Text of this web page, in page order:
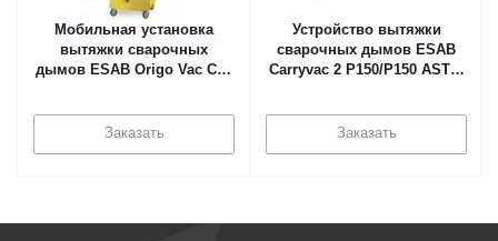
Мобильная установка
вытяжки сварочных
дымов ESAB Origo Vac C10
Заказать
Устройство вытяжки
сварочных дымов ESAB
Carryvac 2 P150/P150 AST в
Заказать